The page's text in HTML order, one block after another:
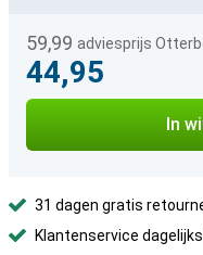
59,99 adviesprijs
44,95
In
31 dagen gratis
Klantenservice